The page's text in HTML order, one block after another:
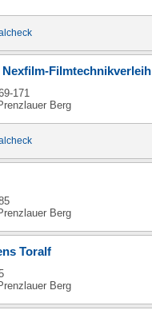
Nexfilm-Filmtechnikverleih
171
Berg
Berg
Toralf
Berg